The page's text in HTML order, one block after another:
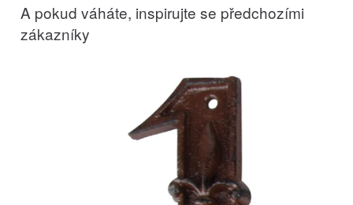
A pokud váháte, inspirujte se předchozími
zákazníky